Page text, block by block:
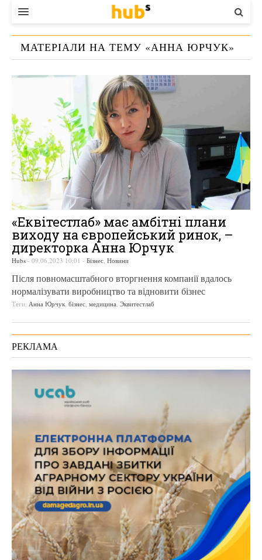
ВЛАДА
ЕКОНОМІКА
СТАРТЕР
КОНТАКТИ
МАТЕРІАЛИ НА ТЕМУ «АННА ЮРЧУК»
«Еквітестлаб» має амбітні плани
виходу на європейський ринок, –
директорка Анна Юрчук
Hubs - 09.06.2023 10:01 - Бізнес Новини
Після повномасштабного вторгнення компанії вдалось
нормалізувати виробництво та відновити бізнес
Теги: Анна Юрчук бізнес медицина Эквитестлаб
РЕКЛАМА